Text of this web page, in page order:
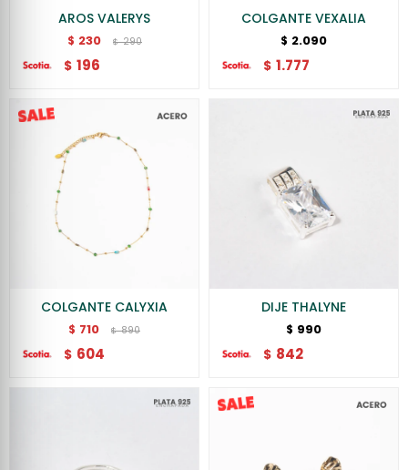
AROS VALERYS
$ 230 $ 290
$ 196
COLGANTE VEXALIA
$ 2.090
$ 1.777
COLGANTE CALYXIA
$ 710 $ 890
$ 604
DIJE THALYNE
$ 990
$ 842